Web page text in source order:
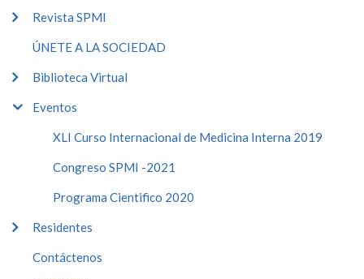
Revista SPMI
ÚNETE A LA SOCIEDAD
Biblioteca Virtual
Eventos
XLI Curso Internacional de Medicina Interna 2019
Congreso SPMI -2021
Programa Cientifico 2020
Residentes
Contáctenos